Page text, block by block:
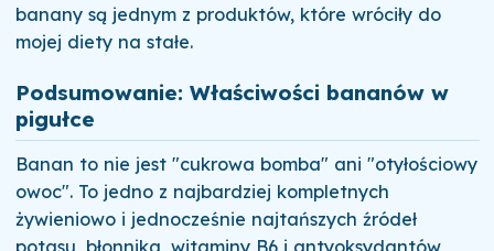
banany są jednym z produktów, które wróciły do
mojej diety na stałe.
Podsumowanie: Właściwości bananów w
pigułce
Banan to nie jest "cukrowa bomba" ani "otyłościowy
owoc". To jedno z najbardziej kompletnych
żywieniowo i jednocześnie najtańszych źródeł
potasu, błonnika, witaminy B6 i antyoksydantów,